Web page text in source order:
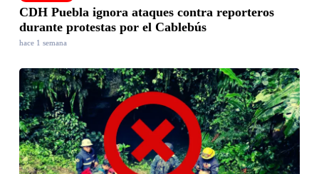
CDH Puebla ignora ataques contra reporteros
durante protestas por el Cablebús
hace 1 semana